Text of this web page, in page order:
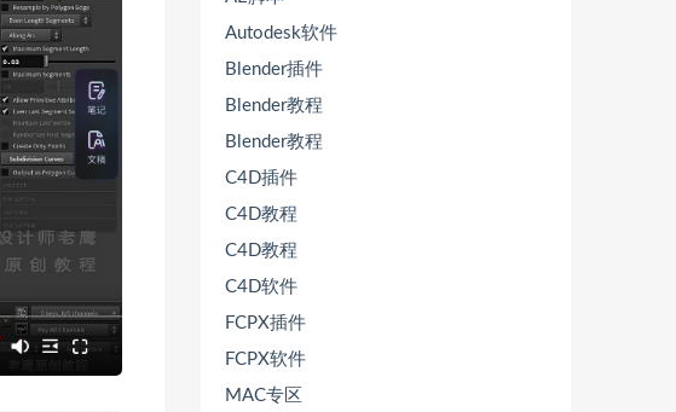
Autodesk软件
Blender插件
Blender教程
Blender教程
C4D插件
C4D教程
C4D教程
C4D软件
FCPX插件
FCPX软件
MAC专区